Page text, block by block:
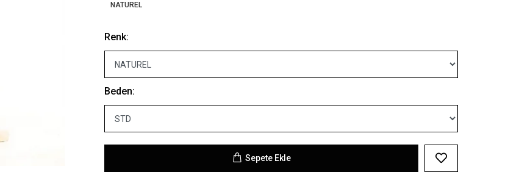
NATUREL
Renk:
Beden:
Sepete Ekle